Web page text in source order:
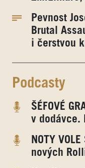
Pevnost
Brutal
i čerstvou
Podcasty
ŠÉFOVÉ
v dodávce.
NOTY
nových